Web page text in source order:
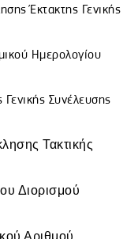
Έκτακτης Γενικής
Ημερολογίου
Συνέλευσης
Τακτικής
Διορισμού
Αριθμού